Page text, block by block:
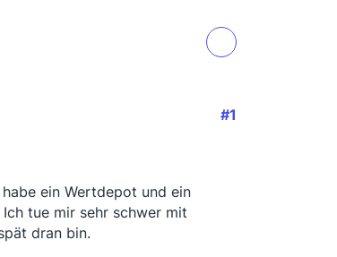
#1
ein Wertdepot und ein
tue mir sehr schwer mit
dran bin.